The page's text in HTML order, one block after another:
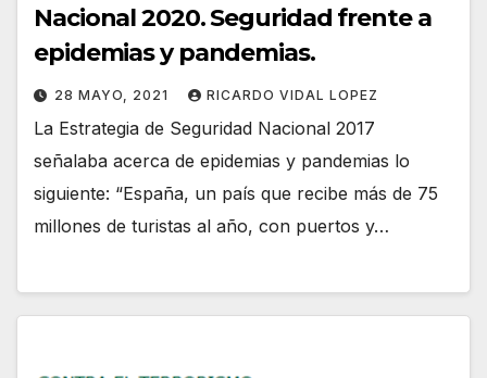
Nacional 2020. Seguridad frente a
epidemias y pandemias.
28 MAYO, 2021 RICARDO VIDAL LOPEZ
La Estrategia de Seguridad Nacional 2017
señalaba acerca de epidemias y pandemias lo
siguiente: “España, un país que recibe más de 75
millones de turistas al año, con puertos y…